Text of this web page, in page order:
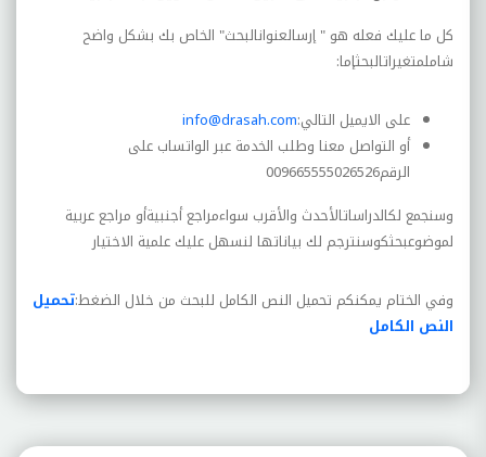
كل ما عليك فعله هو " إرسالعنوانالبحث" الخاص بك بشكل واضح
شاملمتغيراتالبحثإما:
على الايميل التالي:
info@drasah.com
أو التواصل معنا وطلب الخدمة عبر الواتساب على
الرقم009665555026526
وسنجمع لكالدراساتالأحدث والأقرب سواءمراجع أجنبيةأو مراجع عربية
لموضوعبحثكوسنترجم لك بياناتها لنسهل عليك علمية الاختيار
وفي الختام يمكنكم تحميل النص الكامل للبحث من خلال الضغط:تحميل
النص الكامل